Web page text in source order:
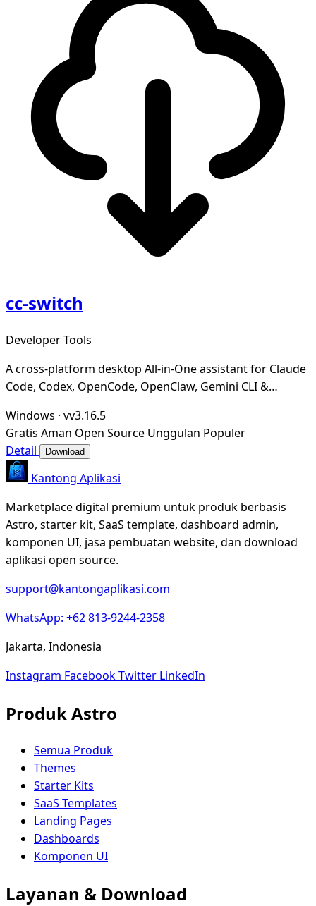
cc-switch
Developer Tools
A cross-platform desktop All-in-One assistant for Claude
Code, Codex, OpenCode, OpenClaw, Gemini CLI &
Windows · vv3.16.5
Gratis Aman Open Source Unggulan Populer
Detail
Download
Kantong Aplikasi
Marketplace digital premium untuk produk berbasis
Astro, starter kit, SaaS template, dashboard admin,
komponen UI, jasa pembuatan website, dan download
aplikasi open source.
support@kantongaplikasi.com
WhatsApp: +62 813-9244-2358
Jakarta, Indonesia
Instagram FacebookTwitter LinkedIn
Produk Astro
Semua Produk
Themes
Starter Kits
SaaS Templates
Landing Pages
Dashboards
Komponen UI
Layanan & Download